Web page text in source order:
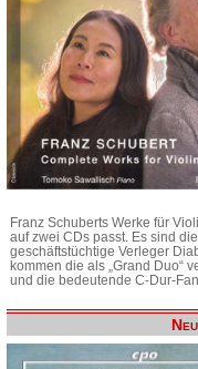
Franz Schuberts Werke für
auf zwei CDs passt. Es sind
geschäftstüchtige Verleger
kommen die als „Grand Duo“
und die bedeutende C-Dur-